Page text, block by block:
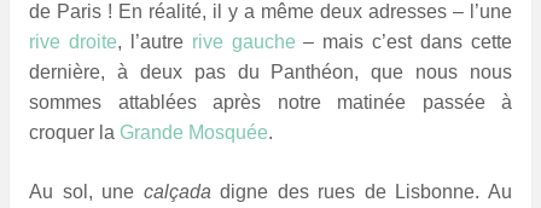
de Paris ! En réalité, il y a même deux adresses – l’une
rive droite, l’autre rive gauche – mais c’est dans cette
dernière, à deux pas du Panthéon, que nous nous
sommes attablées après notre matinée passée à
croquer la Grande Mosquée.
Au sol, une calçada digne des rues de Lisbonne. Au